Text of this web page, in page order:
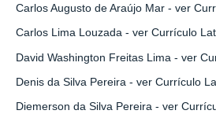
Carlos Augusto de Araújo Mar - ver
Carlos Lima Louzada - ver Currículo
David Washington Freitas Lima - ver
Denis da Silva Pereira - ver Currículo
Diemerson da Silva Pereira - ver